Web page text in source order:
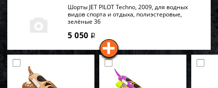
Шорты JET PILOT Techno, 2009, для водных
видов спорта и отдыха, полиэстеровые,
зелёные 36
5 050 i